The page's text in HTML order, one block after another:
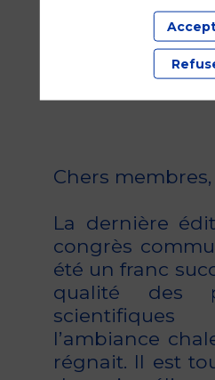
30
Exposants
La dernière
congrès
été un franc
qualité des
l’ambiance
régnait. Il est